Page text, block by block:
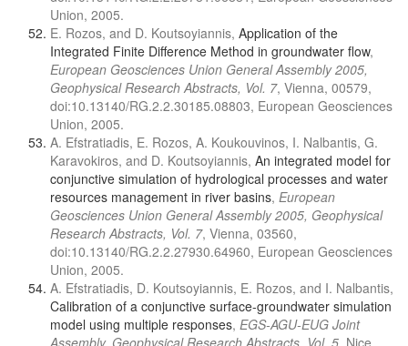
Union, 2005.
E. Rozos, and D. Koutsoyiannis, Application of the
Integrated Finite Difference Method in groundwater flow,
European Geosciences Union General Assembly 2005,
Geophysical Research Abstracts, Vol. 7, Vienna, 00579,
doi:10.13140/RG.2.2.30185.08803, European Geosciences
Union, 2005.
A. Efstratiadis, E. Rozos, A. Koukouvinos, I. Nalbantis, G.
Karavokiros, and D. Koutsoyiannis, An integrated model for
conjunctive simulation of hydrological processes and water
resources management in river basins, European
Geosciences Union General Assembly 2005, Geophysical
Research Abstracts, Vol. 7, Vienna, 03560,
doi:10.13140/RG.2.2.27930.64960, European Geosciences
Union, 2005.
A. Efstratiadis, D. Koutsoyiannis, E. Rozos, and I. Nalbantis,
Calibration of a conjunctive surface-groundwater simulation
model using multiple responses, EGS-AGU-EUG Joint
Assembly, Geophysical Research Abstracts, Vol. 5 , Nice,